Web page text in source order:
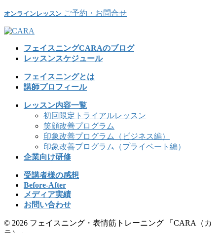
オンラインレッスン ご予約・お問合せ
フェイスニングCARAのブログ
レッスンスケジュール
フェイスニングとは
講師プロフィール
レッスン内容一覧
初回限定トライアルレッスン
笑顔改善プログラム
印象改善プログラム（ビジネス編）
印象改善プログラム（プライベート編）
企業向け研修
受講者様の感想
Before-After
メディア実績
お問い合わせ
© 2026 フェイスニング・表情筋トレーニング 「CARA（カ